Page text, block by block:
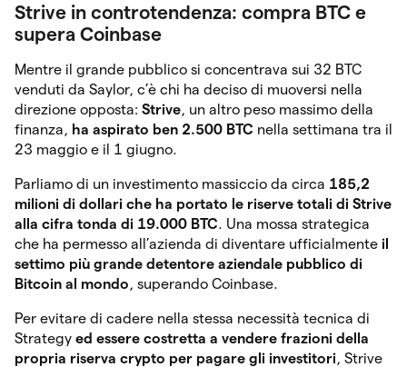
Strive in controtendenza: compra BTC e
supera Coinbase
Mentre il grande pubblico si concentrava sui 32 BTC
venduti da Saylor, c’è chi ha deciso di muoversi nella
direzione opposta: Strive, un altro peso massimo della
finanza, ha aspirato ben 2.500 BTC nella settimana tra il
23 maggio e il 1 giugno.
Parliamo di un investimento massiccio da circa 185,2
milioni di dollari che ha portato le riserve totali di Strive
alla cifra tonda di 19.000 BTC. Una mossa strategica
che ha permesso all’azienda di diventare ufficialmente il
settimo più grande detentore aziendale pubblico di
Bitcoin al mondo, superando Coinbase.
Per evitare di cadere nella stessa necessità tecnica di
Strategy ed essere costretta a vendere frazioni della
propria riserva crypto per pagare gli investitori, Strive